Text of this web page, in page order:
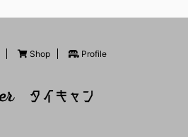
Shop Profile